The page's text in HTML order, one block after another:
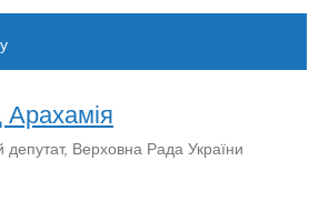
депутат, Верховна Рада України